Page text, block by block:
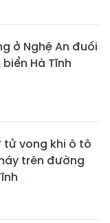
ở Nghệ An đuối
Hà Tĩnh
tử vong khi ô tô
trên đường